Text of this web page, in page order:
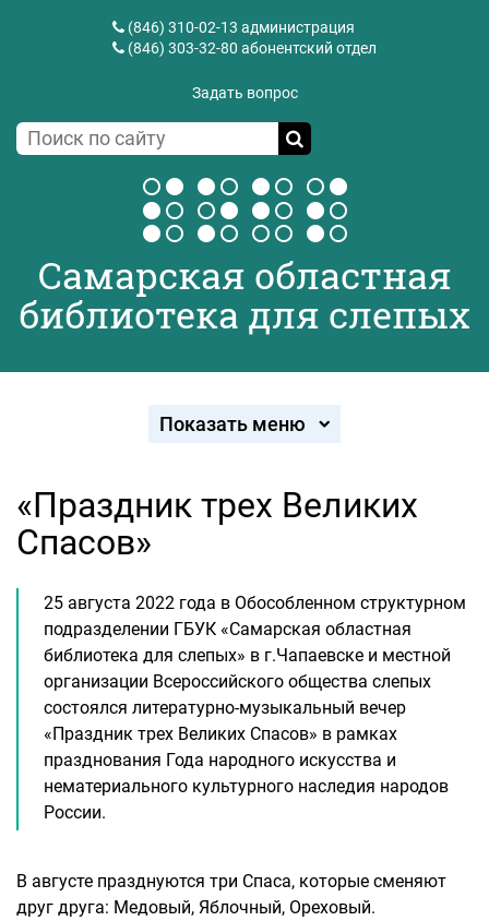
(846) 310-02-13 администрация
(846) 303-32-80 абонентский отдел
Задать вопрос
Самарская областная
библиотека для слепых
Показать меню
«Праздник трех Великих
Спасов»
25 августа 2022 года в Обособленном структурном
подразделении ГБУК «Самарская областная
библиотека для слепых» в г.Чапаевске и местной
организации Всероссийского общества слепых
состоялся литературно-музыкальный вечер
«Праздник трех Великих Спасов» в рамках
празднования Года народного искусства и
нематериального культурного наследия народов
России.
В августе празднуются три Спаса, которые сменяют
друг друга: Медовый, Яблочный, Ореховый.